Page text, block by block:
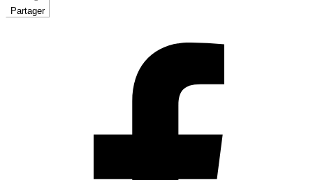
Partager